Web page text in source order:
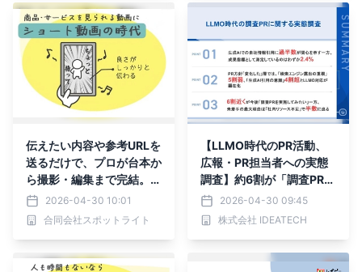
伝えたい内容や参考URLを
送るだけで、プロが台本か
ら撮影・編集まで完結。S
NSの反響を最大化する
「ショート動画単品スポッ
ト注文」を提供開始
2026-04-30 10:01
合同会社スポットライト
【LLMO時代のPR活動、
広報・PR担当者への実態
調査】約6割が「調査PRを
実施したい」と回答も、4
5.4%が「リソース不足」
で未着手、生成AIでの引用
2026-04-30 09:45
株式会社 IDEATECH